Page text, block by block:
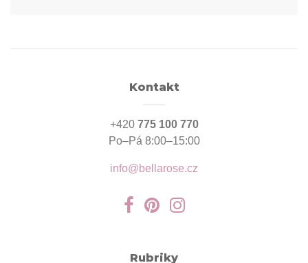
Kontakt
+420 775 100 770
Po–Pá 8:00–15:00
info@bellarose.cz
Rubriky